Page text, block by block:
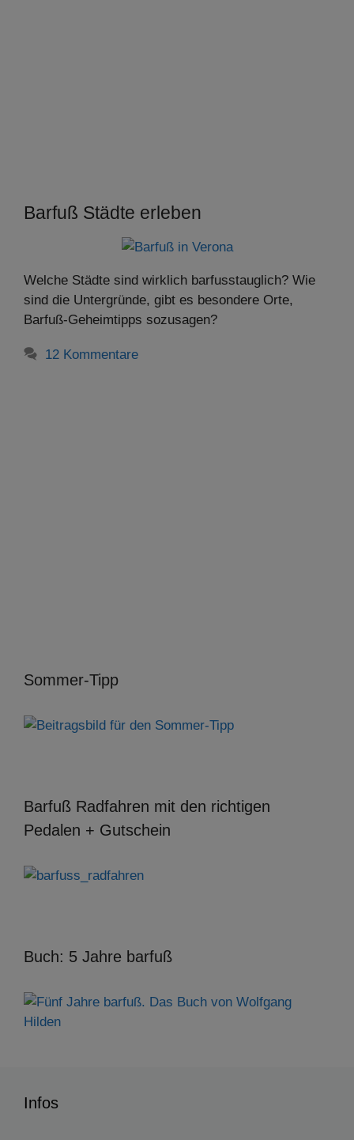
Barfuß Städte erleben
Welche Städte sind wirklich barfusstauglich? Wie
sind die Untergründe, gibt es besondere Orte,
Barfuß-Geheimtipps sozusagen?
12 Kommentare
Sommer-Tipp
Barfuß Radfahren mit den richtigen
Pedalen + Gutschein
Buch: 5 Jahre barfuß
Infos